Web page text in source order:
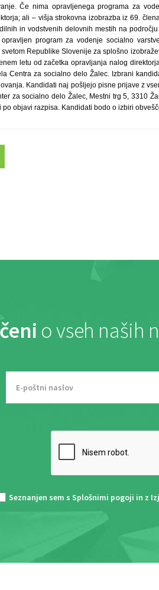
Če nima opravljenega programa za
ali – višja strokovna izobrazba iz 69.
in vodstvenih delovnih mestih na
program za vodenje socialno
Republike Slovenije za splošno
letu od začetka opravljanja nalog
Centra za socialno delo Žalec. Izbrani
Kandidati naj pošljejo pisne prijave z
za socialno delo Žalec, Mestni trg 5, 3310
po objavi razpisa. Kandidati bodo o izbiri
o vseh naših
Seznanjen sem s Splošnimi pogoji in z